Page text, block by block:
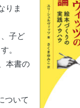
りま
子ど
。
本書の
ついて